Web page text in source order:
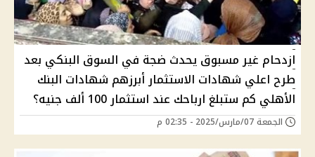
ازدحام غير مسبوق يحدث ضجة في السوق البنكي بعد
طرح اعلي شهادات الاستثمار أبرزهم شهادات البنك
الأهلي كم ستبلغ ارباحك عند استثمار 100 ألف جنيه؟
الجمعة 07/مارس/2025 - 02:35 م